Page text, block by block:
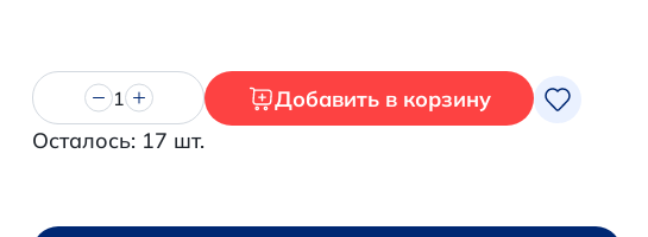
1
Осталось: 17 шт.
Добавить в корзину